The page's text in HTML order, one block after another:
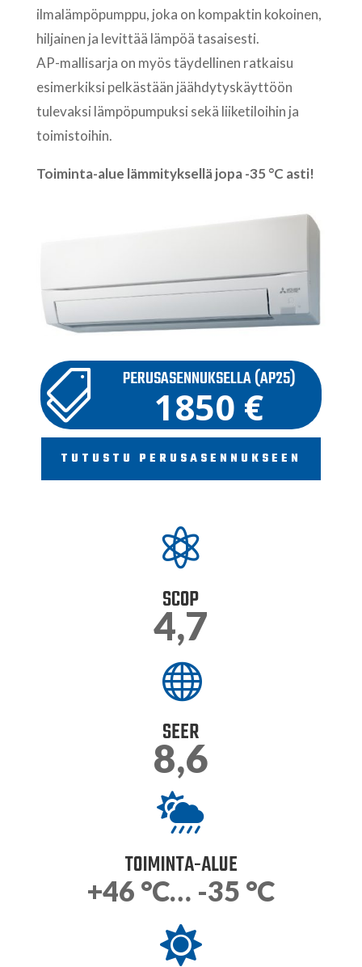
ilmalämpöpumppu, joka on kompaktin kokoinen,
hiljainen ja levittää lämpöä tasaisesti.
AP-mallisarja on myös täydellinen ratkaisu
esimerkiksi pelkästään jäähdytyskäyttöön
tulevaksi lämpöpumpuksi sekä liiketiloihin ja
toimistoihin.
Toiminta-alue lämmityksellä jopa -35 °C asti!
 PERUSASENNUKSELLA (AP25)
1850 €
TUTUSTU PERUSASENNUKSEEN

SCOP
4,7

SEER
8,6

TOIMINTA-ALUE
+46 °C… -35 °C
